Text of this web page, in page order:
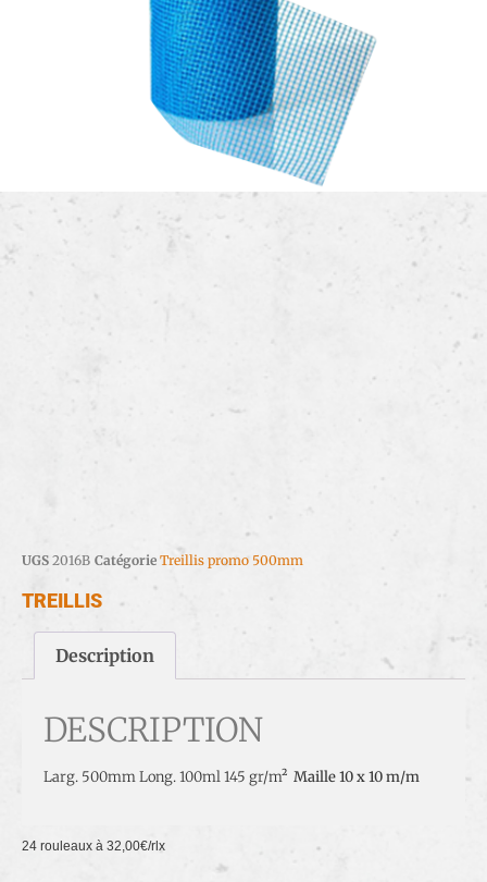
UGS 2016B Catégorie Treillis promo 500mm
TREILLIS
Description
DESCRIPTION
Larg. 500mm Long. 100ml 145 gr/m² Maille 10 x 10 m/m
24 rouleaux à 32,00€/rlx